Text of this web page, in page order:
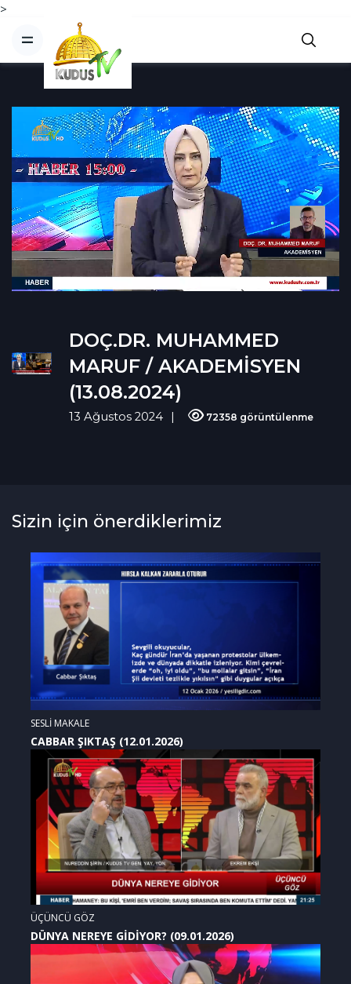
>
DOÇ.DR. MUHAMMED
MARUF / AKADEMİSYEN
(13.08.2024)
13 Ağustos 2024 72358 görüntülenme
Sizin için önerdiklerimiz
SESLİ MAKALE
CABBAR ŞIKTAŞ (12.01.2026)
ÜÇÜNCÜ GÖZ
DÜNYA NEREYE GİDİYOR? (09.01.2026)